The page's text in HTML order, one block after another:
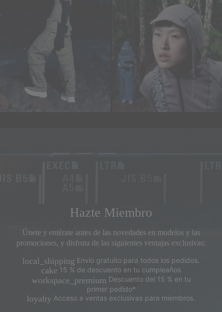
Hazte Miembro
Únete y entérate antes de las novedades en modelos y las
promociones, y disfruta de las siguientes ventajas exclusivas:
local_shipping Envío gratuito para todos los pedidos.
cake 15 % de descuento en tu cumpleaños
workspace_premium Descuento del 15 % en tu
primer pedido*
loyalty Acceso a ventas exclusivas para miembros.